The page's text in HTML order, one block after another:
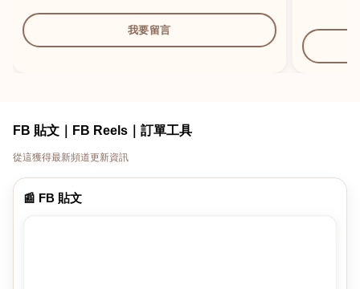
我要留言
FB 貼文｜FB Reels｜訂單工具
從這獲得最新頻道更新資訊
📰 FB 貼文